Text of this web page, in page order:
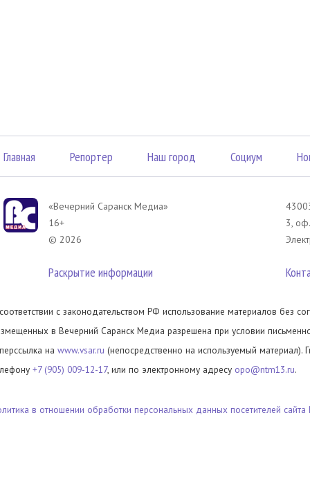
Главная Репортер Наш город Социум
«Вечерний Саранск Mедиа»
16+
© 2026
Раскрытие информации
3,
с законодательством РФ использование материалов без
в Вечерний Саранск Медиа разрешена при условии
на www.vsar.ru (непосредственно на используемый материал).
+7 (905) 009-12-17, или по электронному адресу opo@ntm13.ru.
в отношении обработки персональных данных посетителей